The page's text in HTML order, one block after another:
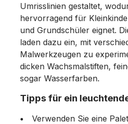
Umrisslinien gestaltet,
hervorragend für
und Grundschüler eignet.
laden dazu ein, mit
Malwerkzeugen zu
dicken Wachsmalstiften,
sogar Wasserfarben.
Tipps für ein
Verwenden Sie eine